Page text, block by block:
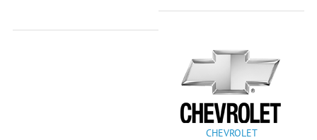
CHEVROLET